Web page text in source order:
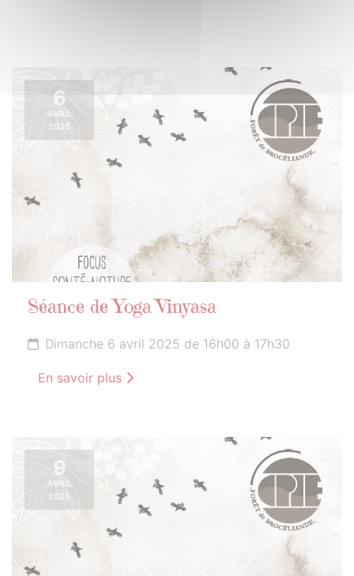
6
AVRIL
2025
Séance de Yoga Vinyasa
Dimanche 6 avril 2025 de 16h00 à 17h30
En savoir plus
9
AVRIL
2025